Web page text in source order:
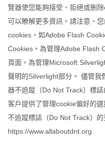
覽器使您能夠接受、拒絕或刪
可以瞭解更多資訊。請注意，
cookies，如Adobe Flash
Cookies。為管理Adobe Flash
頁面。為管理Microsoft
聲明的Silverlight部分。 儘管我
器不追蹤（Do Not Track）標
客戶提供了管理cookie偏好的
不追蹤標誌（Do Not Track）
https://www.allaboutdnt.org.